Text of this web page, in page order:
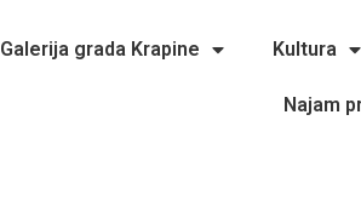
Galerija grada Krapine Kultura
Najam